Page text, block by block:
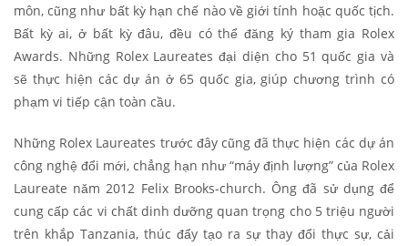
môn, cũng như bất kỳ hạn chế nào về giới tính hoặc quốc tịch.
Bất kỳ ai, ở bất kỳ đâu, đều có thể đăng ký tham gia Rolex
Awards. Những Rolex Laureates đại diện cho 51 quốc gia và
sẽ thực hiện các dự án ở 65 quốc gia, giúp chương trình có
phạm vi tiếp cận toàn cầu.
Những Rolex Laureates trước đây cũng đã thực hiện các dự án
công nghệ đổi mới, chẳng hạn như “máy định lượng” của Rolex
Laureate năm 2012 Felix Brooks-church. Ông đã sử dụng để
cung cấp các vi chất dinh dưỡng quan trọng cho 5 triệu người
trên khắp Tanzania, thúc đẩy tạo ra sự thay đổi thực sự, cải